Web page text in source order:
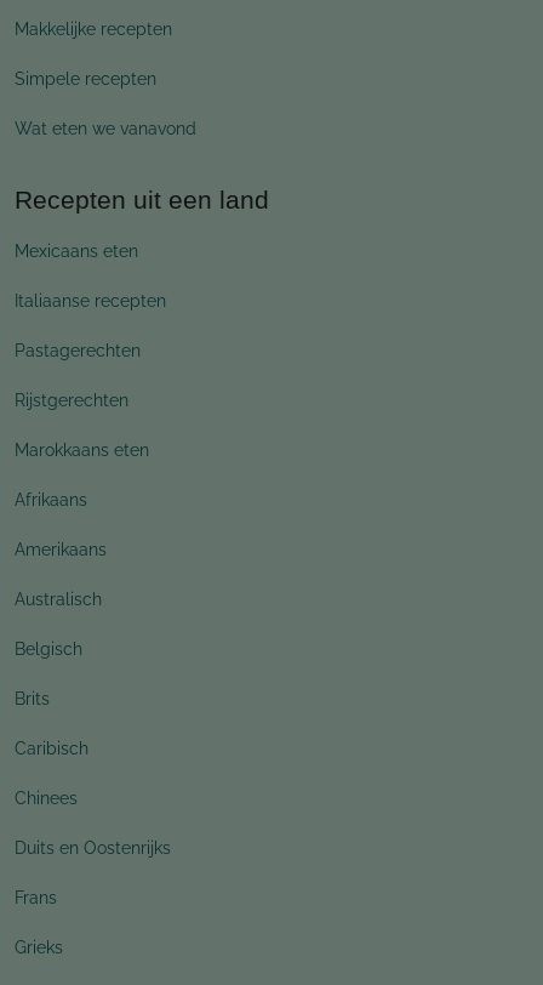
Makkelijke recepten
Simpele recepten
Wat eten we vanavond
Recepten uit een land
Mexicaans eten
Italiaanse recepten
Pastagerechten
Rijstgerechten
Marokkaans eten
Afrikaans
Amerikaans
Australisch
Belgisch
Brits
Caribisch
Chinees
Duits en Oostenrijks
Frans
Grieks